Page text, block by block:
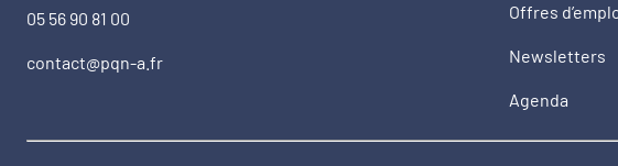
05 56 90 81 00
contact@pqn-a.fr
Offres
Newsletters
Agenda